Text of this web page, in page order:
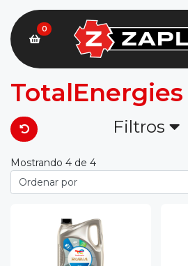
0
TotalEnergies
Filtros
Mostrando 4 de 4